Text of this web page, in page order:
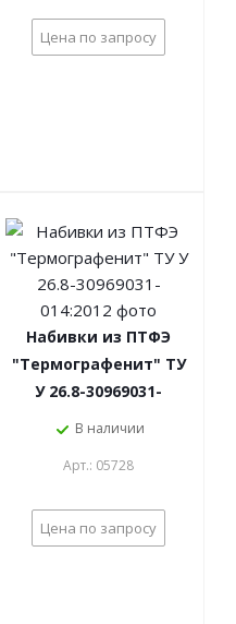
Цена по запросу
Набивки из ПТФЭ
"Термографенит" ТУ
У 26.8-30969031-
014:2012
В наличии
Арт.: 05728
Цена по запросу